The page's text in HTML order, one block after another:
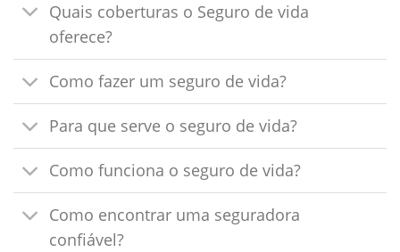
Quais coberturas o Seguro de vida
oferece?
Como fazer um seguro de vida?
Para que serve o seguro de vida?
Como funciona o seguro de vida?
Como encontrar uma seguradora
confiável?